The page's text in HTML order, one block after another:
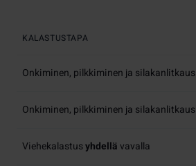
KALASTUSTAPA
Onkiminen, pilkkiminen ja silakanlitkaus
Onkiminen, pilkkiminen ja silakanlitkaus
Viehekalastusyhdellävavalla